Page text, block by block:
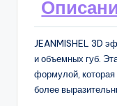
JEANMISHEL 3D
и объемных губ.
формулой,
более